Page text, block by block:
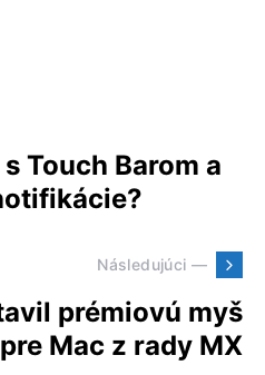
Touch Barom a
Následujúci —
prémiovú myš
Mac z rady MX